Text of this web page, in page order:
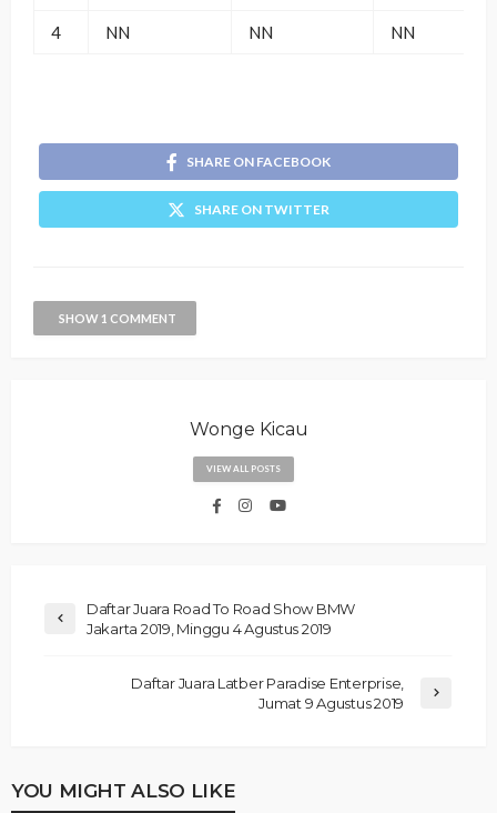
4 NN NN NN
SHARE ON FACEBOOK
SHARE ON TWITTER
SHOW 1 COMMENT
Wonge Kicau
VIEW ALL POSTS
Daftar Juara Road To Road Show BMW
Jakarta 2019, Minggu 4 Agustus 2019
Daftar Juara Latber Paradise Enterprise,
Jumat 9 Agustus 2019
YOU MIGHT ALSO LIKE